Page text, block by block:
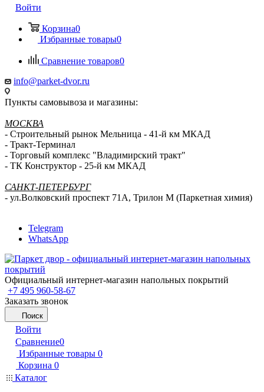
Войти
Корзина0
Избранные товары0
Сравнение товаров0
info@parket-dvor.ru
Пункты самовывоза и магазины:
МОСКВА
- Строительный рынок Мельница - 41-й км МКАД
- Тракт-Терминал
- Торговый комплекс "Владимирский тракт"
- ТК Конструктор - 25-й км МКАД
САНКТ-ПЕТЕРБУРГ
- ул.Волковский проспект 71А, Трилон М (Паркетная химия)
Telegram
WhatsApp
Официальный интернет-магазин напольных покрытий
+7 495 960-58-67
Заказать звонок
Поиск
Войти
Сравнение0
Избранные товары 0
Корзина 0
Каталог